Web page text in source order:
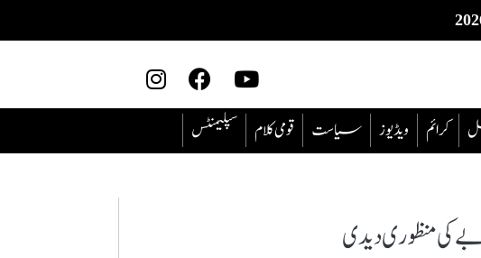
سپلیمنٹس قومی کلام سیاست ویڈیوز ‎کرائم
کی منظوری دیدی